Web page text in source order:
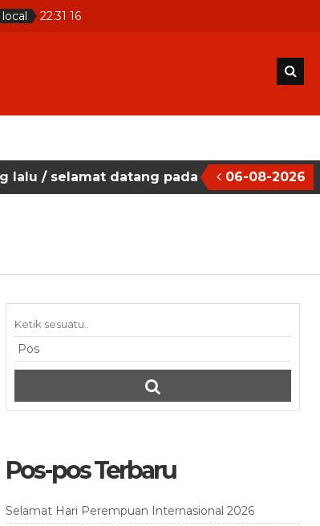
local 22:31 17
06-08-2026
datang pada situs website sekolah
Pos-pos Terbaru
Selamat Hari Perempuan Internasional 2026